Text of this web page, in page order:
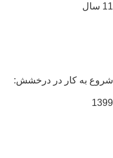
به کار در درخشش: